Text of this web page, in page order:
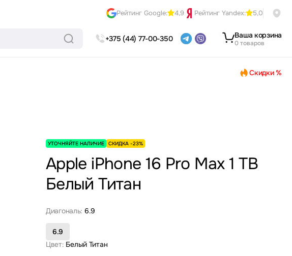
Рейтинг Google: 4,9 Рейтинг Yandex: 5,0
+375 (44) 77-00-350 Ваша корзина
0 товаров
Скидки %
УТОЧНЯЙТЕ НАЛИЧИЕ СКИДКА -23%
Apple iPhone 16 Pro Max 1 TB
Белый Титан
Диагональ: 6.9
6.9
Цвет: Белый Титан